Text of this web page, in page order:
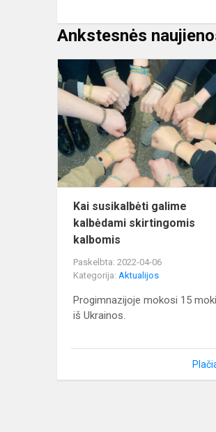
Ankstesnės
Kai susikalbėti galime
kalbėdami skirtingomis
kalbomis
Paskelbta: 2022-04-06
Kategorija: Aktualijos
Progimnazijoje mokosi 15
iš Ukrainos.